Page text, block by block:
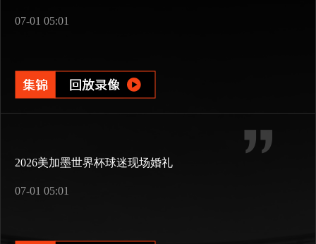
07-01 05:01
2026美加墨世界杯球迷现场婚礼
07-01 05:01